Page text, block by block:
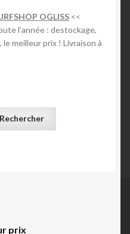
s
t
OGLISS <<
l’année : destockage,
meilleur prix ! Livraison à
Rechercher
prix